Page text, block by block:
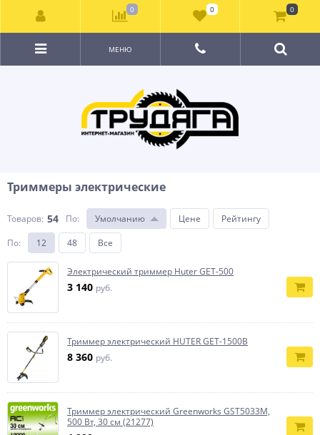
МЕНЮ
Триммеры электрические
Товаров: 54 По: Умолчанию Цене
Рейтингу
По: 12 48 Все
Электрический триммер Huter GET-500
3 140 руб.
Триммер электрический HUTER GET-1500B
8 360 руб.
Триммер электрический Greenworks GST5033M,
500 Вт, 30 см (21277)
0 0 0